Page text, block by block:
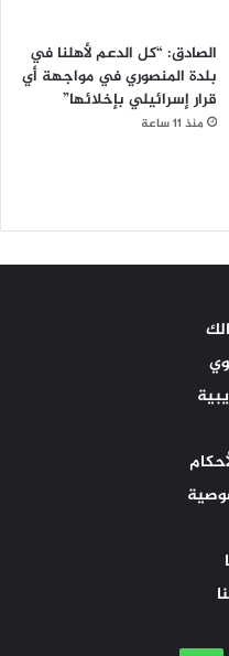
الصادق: “كل الدعم لأهلنا في
بلدة المنصوري في مواجهة أي
قرار إسرائيلي بإخلائها”
منذ 11 ساعة